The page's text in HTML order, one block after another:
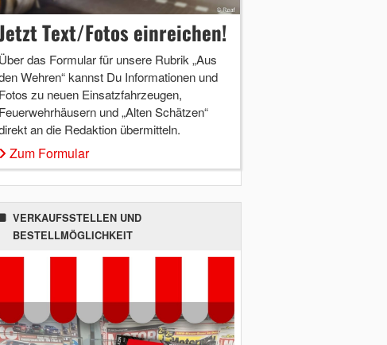
Text/Fotos einreichen!
Über das Formular für unsere Rubrik „Aus
Wehren“ kannst Du Informationen und
Fotos zu neuen Einsatzfahrzeugen,
Feuerwehrhäusern und „Alten Schätzen“
an die Redaktion übermitteln.
Zum Formular
VERKAUFSSTELLEN UND
BESTELLMÖGLICHKEIT